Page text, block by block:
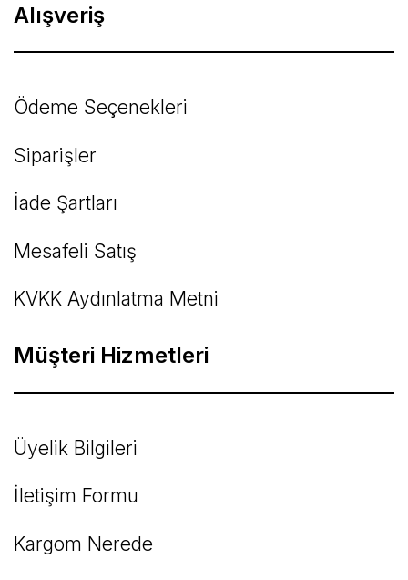
Alışveriş
Ödeme Seçenekleri
Siparişler
İade Şartları
Mesafeli Satış
KVKK Aydınlatma Metni
Müşteri Hizmetleri
Üyelik Bilgileri
İletişim Formu
Kargom Nerede